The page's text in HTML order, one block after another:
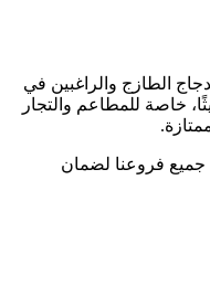
الطازج والراغبين في
خاصة للمطاعم والتجار
جميع فروعنا لضمان